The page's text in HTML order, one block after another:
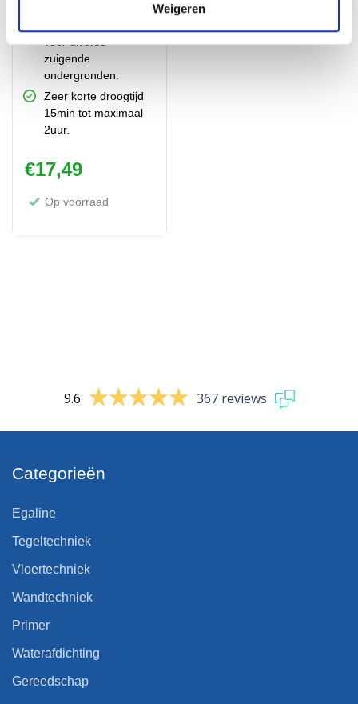
Weigeren
voor diverse
zuigende
ondergronden.
Zeer korte droogtijd
15min tot maximaal
2uur.
€17,49
Op voorraad
9.6 367 reviews
Categorieën
Egaline
Tegeltechniek
Vloertechniek
Wandtechniek
Primer
Waterafdichting
Gereedschap